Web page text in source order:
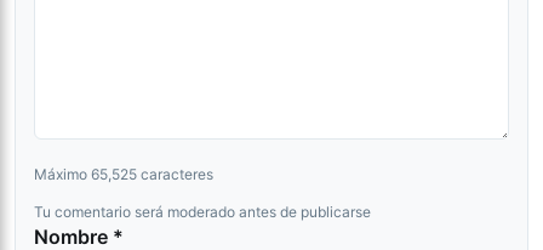
Máximo 65,525 caracteres
Tu comentario será moderado antes de publicarse
Nombre *